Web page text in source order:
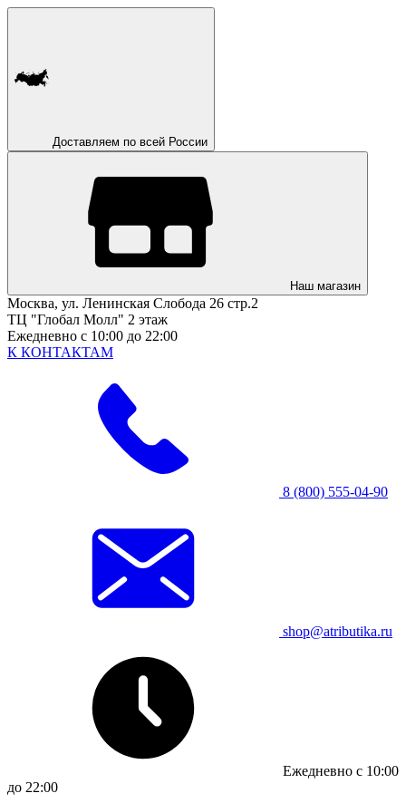
Доставляем по всей России
Наш магазин
Москва, ул. Ленинская Слобода 26 стр.2
ТЦ "Глобал Молл" 2 этаж
Ежедневно с 10:00 до 22:00
К КОНТАКТАМ
8 (800) 555-04-90
shop@atributika.ru
Ежедневно с 10:00
до 22:00